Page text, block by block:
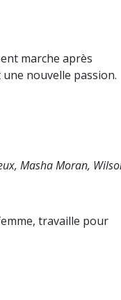
marche après
nouvelle passion.
Masha Moran,
travaille pour